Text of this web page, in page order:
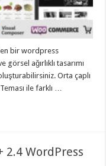
bir wordpress
görsel ağırlıklı tasarımı
Orta çaplı
ile farklı …
2.4 WordPress